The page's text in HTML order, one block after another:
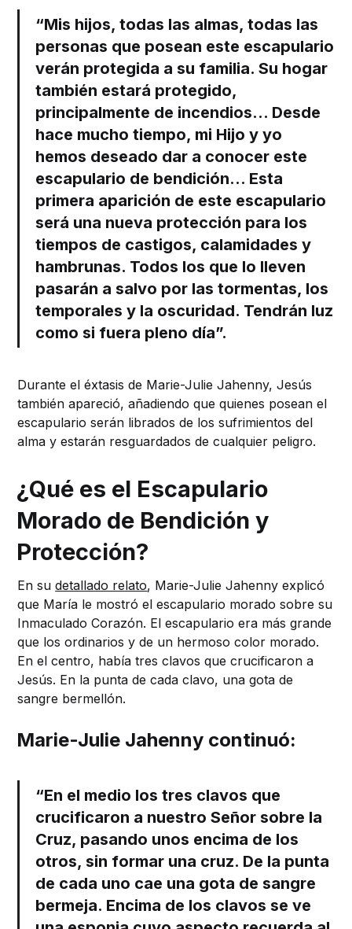
“Mis hijos, todas las almas, todas las
personas que posean este escapulario
verán protegida a su familia. Su hogar
también estará protegido,
principalmente de incendios... Desde
hace mucho tiempo, mi Hijo y yo
hemos deseado dar a conocer este
escapulario de bendición... Esta
primera aparición de este escapulario
será una nueva protección para los
tiempos de castigos, calamidades y
hambrunas. Todos los que lo lleven
pasarán a salvo por las tormentas, los
temporales y la oscuridad. Tendrán luz
como si fuera pleno día”.
Durante el éxtasis de Marie-Julie Jahenny, Jesús
también apareció, añadiendo que quienes posean el
escapulario serán librados de los sufrimientos del
alma y estarán resguardados de cualquier peligro.
¿Qué es el Escapulario
Morado de Bendición y
Protección?
En sudetallado relato, Marie-Julie Jahenny explicó
que María le mostró el escapulario morado sobre su
Inmaculado Corazón. El escapulario era más grande
que los ordinarios y de un hermoso color morado.
En el centro, había tres clavos que crucificaron a
Jesús. En la punta de cada clavo, una gota de
sangre bermellón.
Marie-Julie Jahenny continuó:
“En el medio los tres clavos que
crucificaron a nuestro Señor sobre la
Cruz, pasando unos encima de los
otros, sin formar una cruz. De la punta
de cada uno cae una gota de sangre
bermeja. Encima de los clavos se ve